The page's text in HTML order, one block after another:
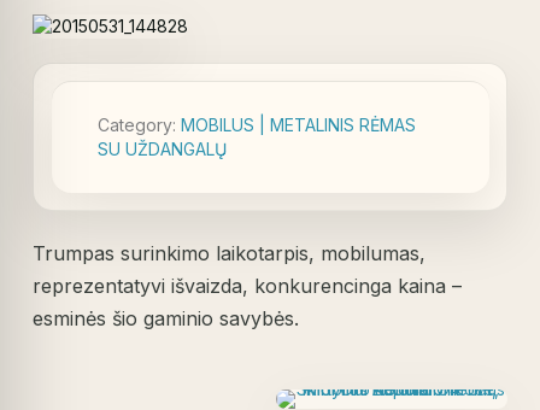
Category:MOBILUS | METALINIS RĖMAS
SU UŽDANGALŲ
Trumpas surinkimo laikotarpis, mobilumas,
reprezentatyvi išvaizda, konkurencinga kaina –
esminės šio gaminio savybės.